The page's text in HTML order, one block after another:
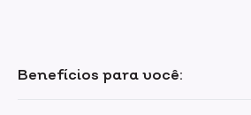
Benefícios para você: